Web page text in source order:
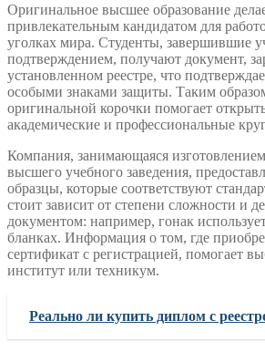
Оригинальное высшее образование
привлекательным кандидатом для
уголках мира. Студенты, завершившие
подтверждением, получают документ,
установленном реестре, что
особыми знаками защиты. Таким
оригинальной корочки помогает
академические и профессиональные
Компания, занимающаяся
высшего учебного заведения,
образцы, которые соответствуют
стоит зависит от степени сложности и
документом: например, гонак
бланках. Информация о том, где
сертификат с регистрацией, помогает
институт или техникум.
Реально ли купить диплом с